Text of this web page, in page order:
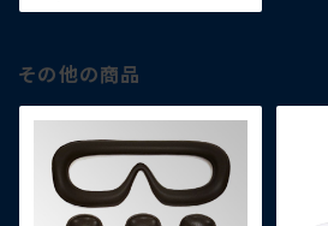
その他の商品